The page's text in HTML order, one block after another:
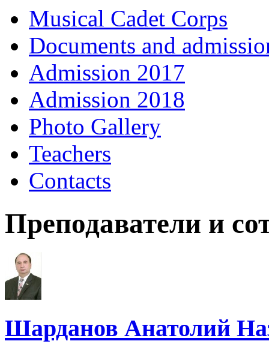
Musical Cadet Corps
Documents and
Admission 2017
Admission 2018
Photo Gallery
Teachers
Contacts
Преподаватели и
Шарданов Анатолий